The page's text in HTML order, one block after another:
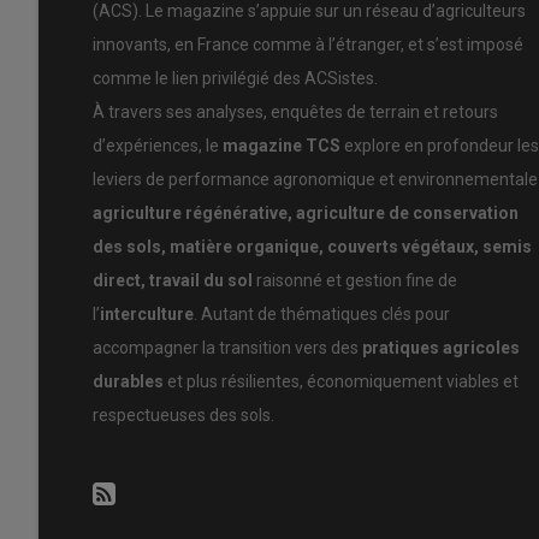
responsable d’étude de la CRA-W, ont partagé les
agriculteurs, conseillers et chercheurs autour de l’ABC
francophonie. De la journée d’intelligence collective
besoin de reconnaissance de l’expertise des
et développement pour des systèmes de rupture comme
Une nouveauté cette année a été l’organisation en
acteurs politiques du département pour leur présenter
territoriale.
Voici quelques récits thématiques des présentations
L’autoconstruction et la solidarité
prendre en charge l’investissement dans le semoir. Il
(ACS). Le magazine s’appuie sur un réseau d’agriculteurs
innovants, en France comme à l’étranger, et s’est imposé
comme le lien privilégié des ACSistes.
À travers ses analyses, enquêtes de terrain et retours
d’expériences, le magazine TCS explore en profondeur les
leviers de performance agronomique et environnementale
agriculture régénérative, agriculture de conservation
des sols, matière organique, couverts végétaux, semis
direct, travail du sol raisonné et gestion fine de
l’interculture . Autant de thématiques clés pour
accompagner la transition vers des pratiques agricoles
durables et plus résilientes, économiquement viables et
respectueuses des sols.